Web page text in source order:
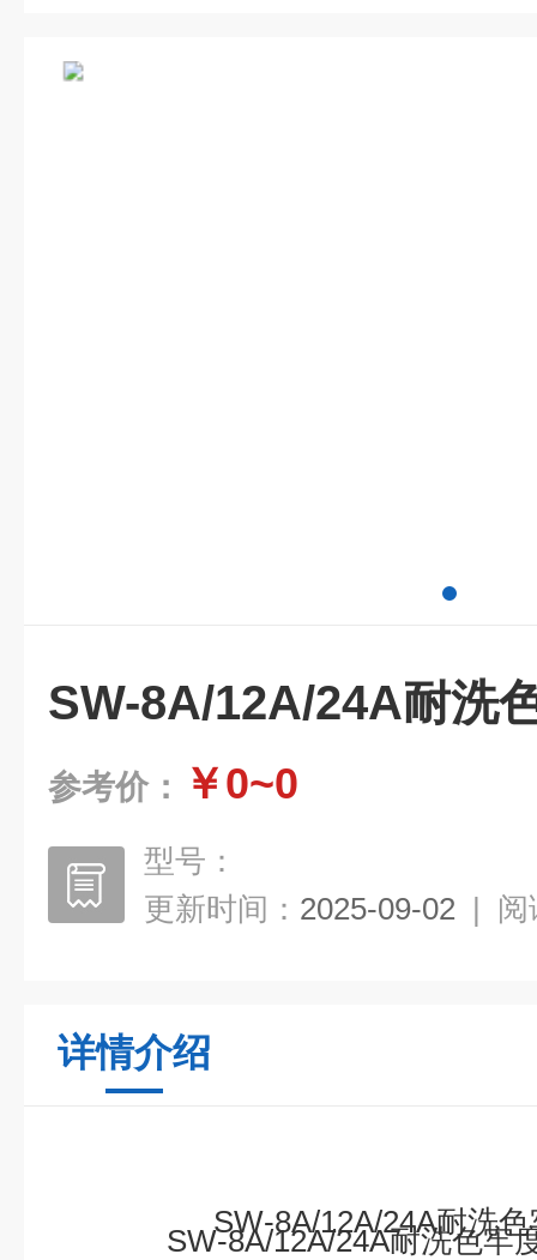
SW-8A/12A/24A耐洗
参考价： ￥0~0
型号：
更新时间： 2025-09-02 | 阅
详情介绍
SW-8A/12A/24A耐洗
SW-8A/12A/24A耐洗色牢